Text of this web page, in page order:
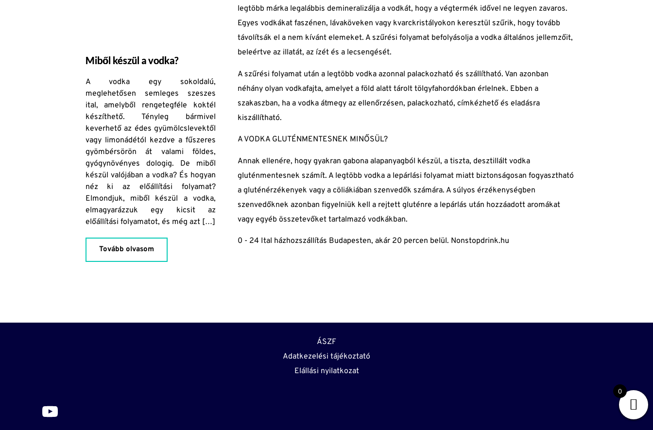
Miből készül a vodka?
A vodka egy sokoldalú,
meglehetősen semleges szeszes
ital, amelyből rengetegféle koktél
készíthető. Tényleg bármivel
keverhető az édes gyümölcslevektől
vagy limonádétól kezdve a fűszeres
gyömbérsörön át valami földes,
gyógynövényes dologig. De miből
készül valójában a vodka? És hogyan
néz ki az előállítási folyamat?
Elmondjuk, miből készül a vodka,
elmagyarázzuk egy kicsit az
előállítási folyamatot, és még azt […]
Tovább olvasom
legtöbb márka legalábbis demineralizálja a vodkát, hogy a végtermék idővel ne legyen zavaros.
Egyes vodkákat faszénen, lávaköveken vagy kvarckristályokon keresztül szűrik, hogy tovább
távolítsák el a nem kívánt elemeket. A szűrési folyamat befolyásolja a vodka általános jellemzőit,
beleértve az illatát, az ízét és a lecsengését.
A szűrési folyamat után a legtöbb vodka azonnal palackozható és szállítható. Van azonban
néhány olyan vodkafajta, amelyet a föld alatt tárolt tölgyfahordókban érlelnek. Ebben a
szakaszban, ha a vodka átmegy az ellenőrzésen, palackozható, címkézhető és eladásra
kiszállítható.
A VODKA GLUTÉNMENTESNEK MINŐSÜL?
Annak ellenére, hogy gyakran gabona alapanyagból készül, a tiszta, desztillált vodka
gluténmentesnek számít. A legtöbb vodka a lepárlási folyamat miatt biztonságosan fogyasztható
a gluténérzékenyek vagy a cöliákiában szenvedők számára. A súlyos érzékenységben
szenvedőknek azonban figyelniük kell a rejtett gluténre a lepárlás után hozzáadott aromákat
vagy egyéb összetevőket tartalmazó vodkákban.
0 - 24 Ital házhozszállítás Budapesten, akár 20 percen belül. Nonstopdrink.hu
ÁSZF
Adatkezelési tájékoztató
Elállási nyilatkozat
0